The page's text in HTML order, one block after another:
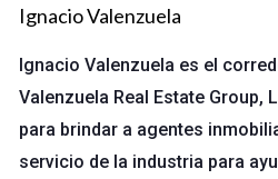
Existen varios tipos de
Contingencia de Inspección:
realizar una inspección
problemas con la propiedad.
Contingencia Financiera:
Ignacio Valenzuela
Ignacio Valenzuela es el
Valenzuela Real Estate Group,
para brindar a agentes
servicio de la industria para